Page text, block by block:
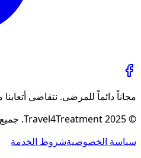
مجاناً دائماً للمرضى. نتقاضى
© 2025 Travel4Treatment. جميع الحقوق محفوظة.
سياسة الخصوصيةشروط الخدمة